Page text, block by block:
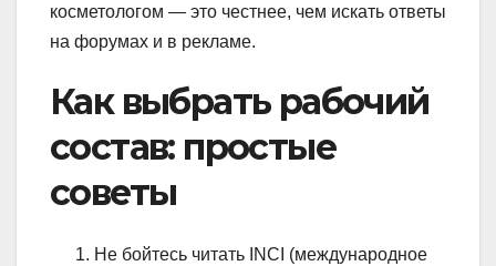
косметологом — это честнее, чем искать ответы
на форумах и в рекламе.
Как выбрать рабочий
состав: простые
советы
Не бойтесь читать INCI (международное